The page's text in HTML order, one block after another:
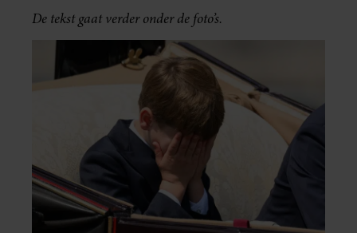
De tekst gaat verder onder de foto’s.